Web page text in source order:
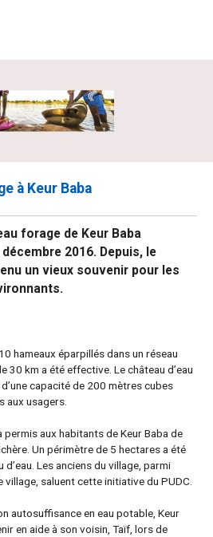
à Keur Baba
forage de Keur Baba
2016. Depuis, le
un vieux souvenir pour les
hameaux éparpillés dans un réseau
30 km a été effective. Le château d’eau
capacité de 200 mètres cubes
aux usagers.
aux habitants de Keur Baba de
Un périmètre de 5 hectares a été
Les anciens du village, parmi
village, saluent cette initiative du PUDC.
autosuffisance en eau potable, Keur
en aide à son voisin, Taïf, lors de